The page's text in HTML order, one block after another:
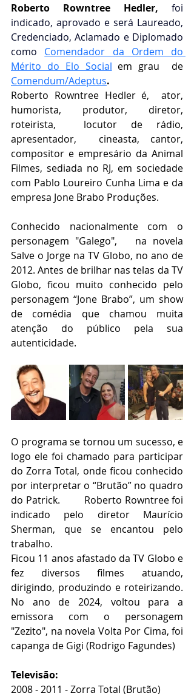
Roberto Rowntree Hedler, foi
indicado, aprovado e será Laureado,
Credenciado, Aclamado e Diplomado
como Comendador da Ordem do
Mérito do Elo Social
Comendum/Adeptus.
Roberto Rowntree Hedler é,  ator,
humorista, produtor, diretor,
roteirista,  locutor de rádio,
apresentador,  cineasta, cantor,
compositor e empresário da Animal
Filmes, sediada no RJ, em sociedade
com Pablo Loureiro Cunha Lima e da
empresa Jone Brabo Produções.
Conhecido nacionalmente com o
personagem "Galego",   na novela
Salve o Jorge na TV Globo, no ano de
2012. Antes de brilhar nas telas da TV
Globo, ficou muito conhecido pelo
personagem “Jone Brabo”, um show
de comédia que chamou muita
atenção do público pela sua
autenticidade.
O programa se tornou um sucesso, e
logo ele foi chamado para participar
do Zorra Total, onde ficou conhecido
por interpretar o “Brutão” no quadro
do Patrick.         Roberto Rowntree foi
indicado pelo diretor Maurício
Sherman, que se encantou pelo
trabalho.
Ficou 11 anos afastado da TV Globo e
fez diversos filmes atuando,
dirigindo, produzindo e roteirizando.
No ano de 2024, voltou para a
emissora com o personagem
"Zezito", na novela Volta Por Cima, foi
capanga de Gigi (Rodrigo Fagundes)
Televisão:
2008 - 2011 - Zorra Total (Brutão)